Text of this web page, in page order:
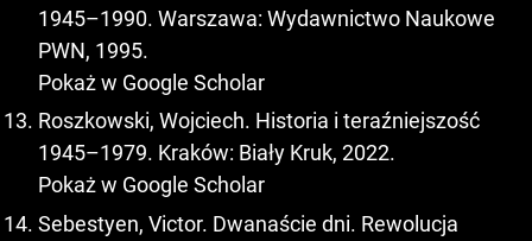
1945–1990. Warszawa: Wydawnictwo Naukowe
PWN, 1995.
Pokaż w Google Scholar
Roszkowski, Wojciech. Historia i teraźniejszość
1945–1979. Kraków: Biały Kruk, 2022.
Pokaż w Google Scholar
Sebestyen, Victor. Dwanaście dni. Rewolucja